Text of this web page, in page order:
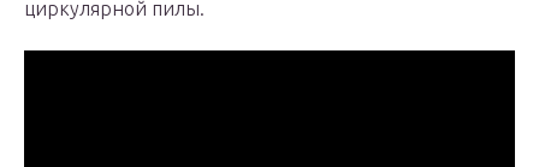
циркулярной пилы.